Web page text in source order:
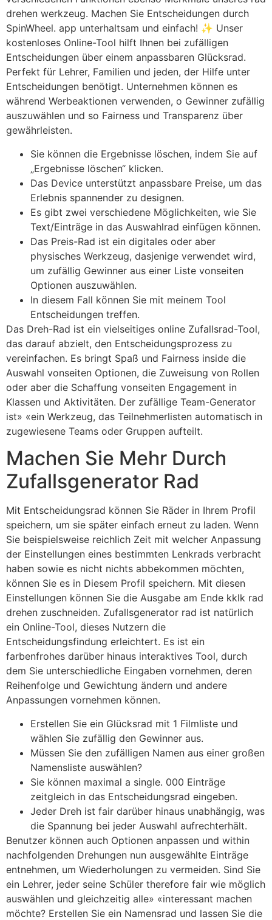
drehen werkzeug. Machen Sie Entscheidungen durch
SpinWheel. app unterhaltsam und einfach! ✨ Unser
kostenloses Online-Tool hilft Ihnen bei zufälligen
Entscheidungen über einem anpassbaren Glücksrad.
Perfekt für Lehrer, Familien und jeden, der Hilfe unter
Entscheidungen benötigt. Unternehmen können es
während Werbeaktionen verwenden, o Gewinner zufällig
auszuwählen und so Fairness und Transparenz über
gewährleisten.
Sie können die Ergebnisse löschen, indem Sie auf
„Ergebnisse löschen“ klicken.
Das Device unterstützt anpassbare Preise, um das
Erlebnis spannender zu designen.
Es gibt zwei verschiedene Möglichkeiten, wie Sie
Text/Einträge in das Auswahlrad einfügen können.
Das Preis-Rad ist ein digitales oder aber
physisches Werkzeug, dasjenige verwendet wird,
um zufällig Gewinner aus einer Liste vonseiten
Optionen auszuwählen.
In diesem Fall können Sie mit meinem Tool
Entscheidungen treffen.
Das Dreh-Rad ist ein vielseitiges online Zufallsrad-Tool,
das darauf abzielt, den Entscheidungsprozess zu
vereinfachen. Es bringt Spaß und Fairness inside die
Auswahl vonseiten Optionen, die Zuweisung von Rollen
oder aber die Schaffung vonseiten Engagement in
Klassen und Aktivitäten. Der zufällige Team-Generator
ist» «ein Werkzeug, das Teilnehmerlisten automatisch in
zugewiesene Teams oder Gruppen aufteilt.
Machen Sie Mehr Durch
Zufallsgenerator Rad
Mit Entscheidungsrad können Sie Räder in Ihrem Profil
speichern, um sie später einfach erneut zu laden. Wenn
Sie beispielsweise reichlich Zeit mit welcher Anpassung
der Einstellungen eines bestimmten Lenkrads verbracht
haben sowie es nicht nichts abbekommen möchten,
können Sie es in Diesem Profil speichern. Mit diesen
Einstellungen können Sie die Ausgabe am Ende kklk rad
drehen zuschneiden. Zufallsgenerator rad ist natürlich
ein Online-Tool, dieses Nutzern die
Entscheidungsfindung erleichtert. Es ist ein
farbenfrohes darüber hinaus interaktives Tool, durch
dem Sie unterschiedliche Eingaben vornehmen, deren
Reihenfolge und Gewichtung ändern und andere
Anpassungen vornehmen können.
Erstellen Sie ein Glücksrad mit 1 Filmliste und
wählen Sie zufällig den Gewinner aus.
Müssen Sie den zufälligen Namen aus einer großen
Namensliste auswählen?
Sie können maximal a single. 000 Einträge
zeitgleich in das Entscheidungsrad eingeben.
Jeder Dreh ist fair darüber hinaus unabhängig, was
die Spannung bei jeder Auswahl aufrechterhält.
Benutzer können auch Optionen anpassen und within
nachfolgenden Drehungen nun ausgewählte Einträge
entnehmen, um Wiederholungen zu vermeiden. Sind Sie
ein Lehrer, jeder seine Schüler therefore fair wie möglich
auswählen und gleichzeitig alle» «interessant machen
möchte? Erstellen Sie ein Namensrad und lassen Sie die